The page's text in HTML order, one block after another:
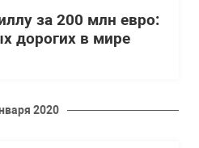
за 200 млн евро:
дорогих в мире
2020